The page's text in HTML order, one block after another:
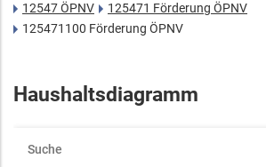
12547 ÖPNV
125471 Förderung ÖPNV
125471100 Förderung ÖPNV
Haushaltsdiagramm